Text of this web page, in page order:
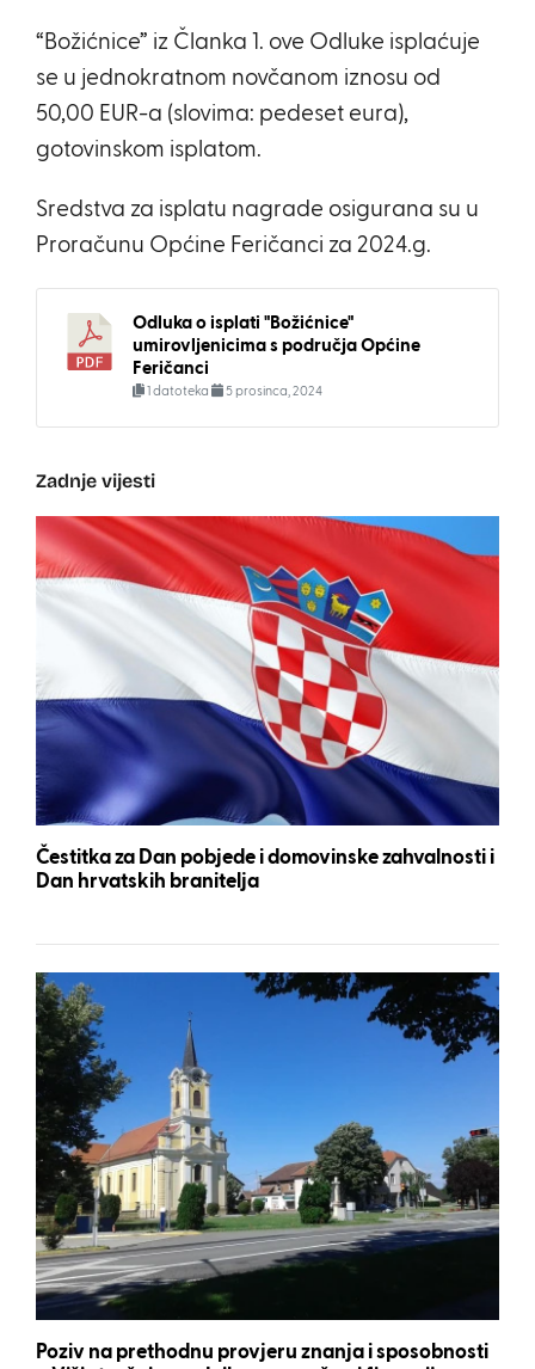
“Božićnice” iz Članka 1. ove Odluke isplaćuje
se u jednokratnom novčanom iznosu od
50,00 EUR-a (slovima: pedeset eura),
gotovinskom isplatom.
Sredstva za isplatu nagrade osigurana su u
Proračunu Općine Feričanci za 2024.g.
Odluka o isplati "Božićnice"
umirovljenicima s područja Općine
Feričanci
1 datoteka 5 prosinca, 2024
Zadnje vijesti
Čestitka za Dan pobjede i domovinske zahvalnosti i
Dan hrvatskih branitelja
Poziv na prethodnu provjeru znanja i sposobnosti